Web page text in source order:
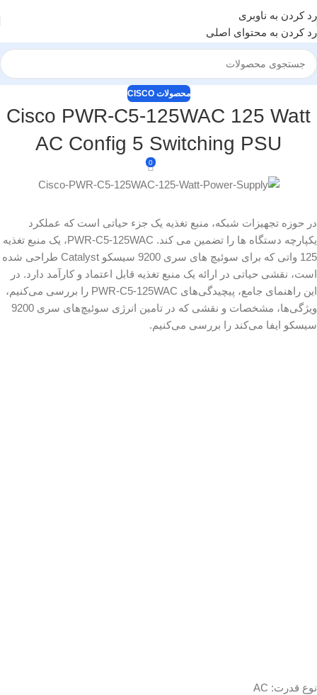
رد کردن به ناوبری
رد کردن به محتوای اصلی
محصولات CISCO
Cisco PWR-C5-125WAC 125 Watt
AC Config 5 Switching PSU
0
در حوزه تجهیزات شبکه، منبع تغذیه یک جزء حیاتی است که عملکرد
یکپارچه دستگاه ها را تضمین می کند. PWR-C5-125WAC، یک منبع تغذیه
125 واتی که برای سوئیچ های سری 9200 سیسکو Catalyst طراحی شده
است، نقشی حیاتی در ارائه یک منبع تغذیه قابل اعتماد و کارآمد دارد. در
این راهنمای جامع، پیچیدگی‌های PWR-C5-125WAC را بررسی می‌کنیم،
ویژگی‌ها، مشخصات و نقشی که در تامین انرژی سوئیچ‌های سری 9200
سیسکو ایفا می‌کند را بررسی می‌کنیم.
نوع قدرت: AC